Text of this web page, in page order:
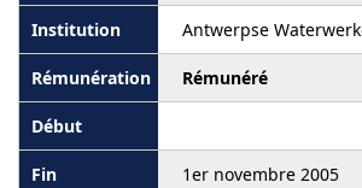
Antwerpse
Rémunéré
1er novembre 2005